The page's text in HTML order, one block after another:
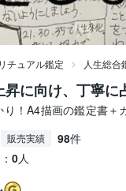
チュアル鑑定 人生総合
に向け、丁寧に
！A4描画の鑑定書＋
販売実績 98件
0人